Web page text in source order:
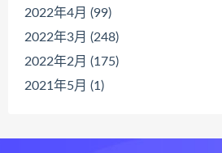
2022年4月 (99)
2022年3月 (248)
2022年2月 (175)
2021年5月 (1)